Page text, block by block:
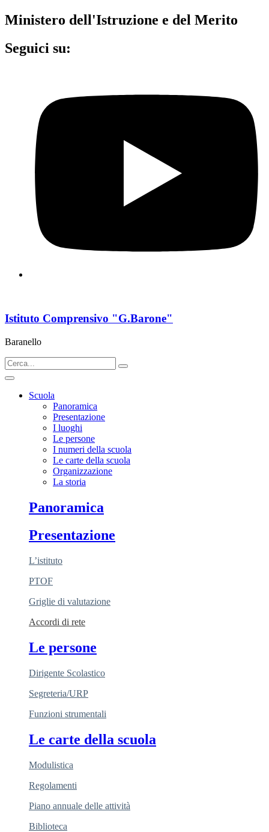
Ministero dell'Istruzione e del Merito
Seguici su:
Istituto Comprensivo "G.Barone"
Baranello
Scuola
Panoramica
Presentazione
I luoghi
Le persone
I numeri della scuola
Le carte della scuola
Organizzazione
La storia
Panoramica
Presentazione
L’istituto
PTOF
Griglie di valutazione
Accordi di rete
Le persone
Dirigente Scolastico
Segreteria/URP
Funzioni strumentali
Le carte della scuola
Modulistica
Regolamenti
Piano annuale delle attività
Biblioteca